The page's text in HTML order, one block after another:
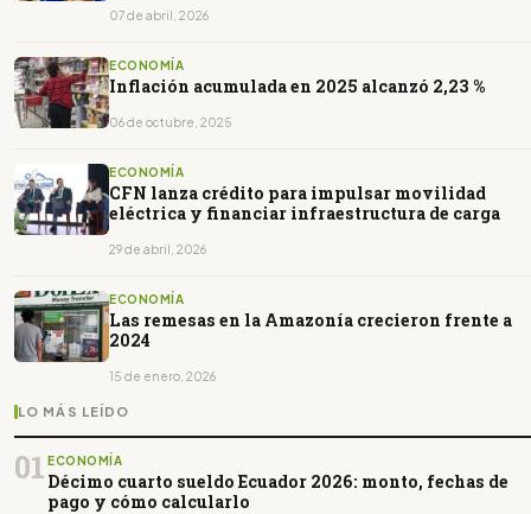
07 de abril, 2026
ECONOMÍA
Inflación acumulada en 2025 alcanzó 2,23 %
06 de octubre, 2025
ECONOMÍA
CFN lanza crédito para impulsar movilidad
eléctrica y financiar infraestructura de carga
29 de abril, 2026
ECONOMÍA
Las remesas en la Amazonía crecieron frente a
2024
15 de enero, 2026
LO MÁS LEÍDO
01 ECONOMÍA
Décimo cuarto sueldo Ecuador 2026: monto, fechas de
pago y cómo calcularlo